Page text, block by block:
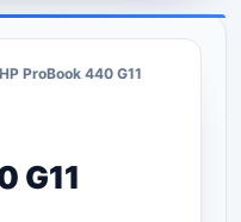
HP ProBook 440 G11
G11